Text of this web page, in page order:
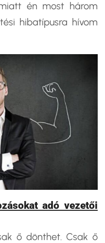
én most három
hibatípusra hívom
adó vezetői
ő dönthet. Csak ő